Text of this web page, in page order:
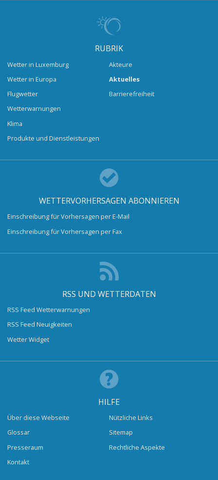
RUBRIK
Wetter in Luxemburg
Wetter in Europa
Flugwetter
Wetterwarnungen
Klima
Produkte und Dienstleistungen
Akteure
Aktuelles
Barrierefreiheit
WETTERVORHERSAGEN ABONNIEREN
Einschreibung für Vorhersagen per E-Mail
Einschreibung für Vorhersagen per Fax
RSS UND WETTERDATEN
RSS Feed Wetterwarnungen
RSS Feed Neuigkeiten
Wetter Widget
HILFE
Über diese Webseite
Glossar
Presseraum
Kontakt
Nützliche Links
Sitemap
Rechtliche Aspekte